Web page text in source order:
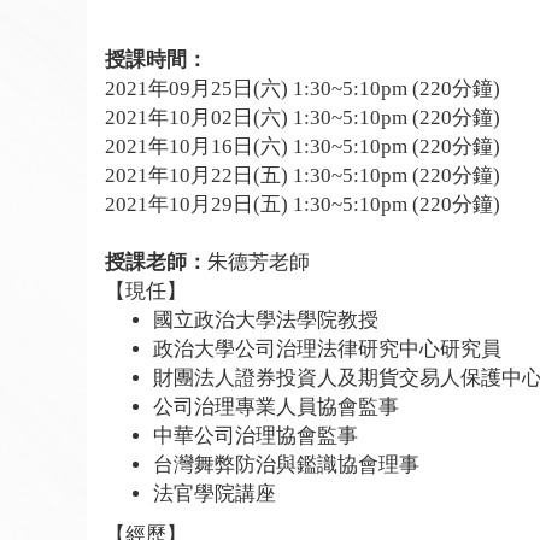
授課時間：
2021年09月25日(六) 1:30~5:10pm (220分鐘)
2021年10月02日(六) 1:30~5:10pm (220分鐘)
2021年10月16日(六) 1:30~5:10pm (220分鐘)
2021年10月22日(五) 1:30~5:10pm (220分鐘)
2021年10月29日(五) 1:30~5:10pm (220分鐘)
授課老師： 朱德芳老師
【現任】
國立政治大學法學院教授
政治大學公司治理法律研究中心研究員
財團法人證券投資人及期貨交易人保護中
公司治理專業人員協會監事
中華公司治理協會監事
台灣舞弊防治與鑑識協會理事
法官學院講座
【經歷】